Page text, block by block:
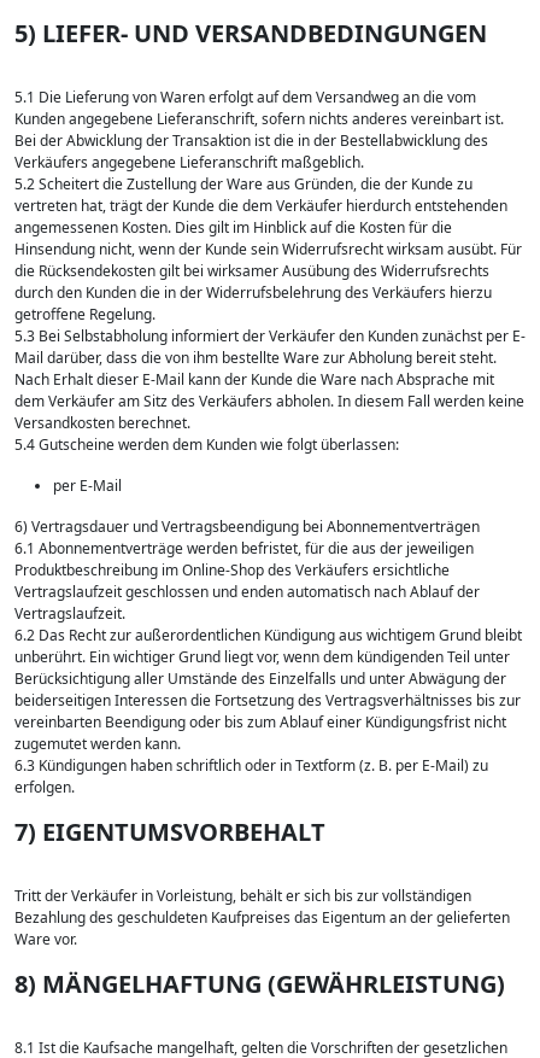
5) LIEFER- UND VERSANDBEDINGUNGEN
5.1 Die Lieferung von Waren erfolgt auf dem Versandweg an die vom
Kunden angegebene Lieferanschrift, sofern nichts anderes vereinbart ist.
Bei der Abwicklung der Transaktion ist die in der Bestellabwicklung des
Verkäufers angegebene Lieferanschrift maßgeblich.
5.2 Scheitert die Zustellung der Ware aus Gründen, die der Kunde zu
vertreten hat, trägt der Kunde die dem Verkäufer hierdurch entstehenden
angemessenen Kosten. Dies gilt im Hinblick auf die Kosten für die
Hinsendung nicht, wenn der Kunde sein Widerrufsrecht wirksam ausübt. Für
die Rücksendekosten gilt bei wirksamer Ausübung des Widerrufsrechts
durch den Kunden die in der Widerrufsbelehrung des Verkäufers hierzu
getroffene Regelung.
5.3 Bei Selbstabholung informiert der Verkäufer den Kunden zunächst per E-
Mail darüber, dass die von ihm bestellte Ware zur Abholung bereit steht.
Nach Erhalt dieser E-Mail kann der Kunde die Ware nach Absprache mit
dem Verkäufer am Sitz des Verkäufers abholen. In diesem Fall werden keine
Versandkosten berechnet.
5.4 Gutscheine werden dem Kunden wie folgt überlassen:
per E-Mail
6) Vertragsdauer und Vertragsbeendigung bei Abonnementverträgen
6.1 Abonnementverträge werden befristet, für die aus der jeweiligen
Produktbeschreibung im Online-Shop des Verkäufers ersichtliche
Vertragslaufzeit geschlossen und enden automatisch nach Ablauf der
Vertragslaufzeit.
6.2 Das Recht zur außerordentlichen Kündigung aus wichtigem Grund bleibt
unberührt. Ein wichtiger Grund liegt vor, wenn dem kündigenden Teil unter
Berücksichtigung aller Umstände des Einzelfalls und unter Abwägung der
beiderseitigen Interessen die Fortsetzung des Vertragsverhältnisses bis zur
vereinbarten Beendigung oder bis zum Ablauf einer Kündigungsfrist nicht
zugemutet werden kann.
6.3 Kündigungen haben schriftlich oder in Textform (z. B. per E-Mail) zu
erfolgen.
7) EIGENTUMSVORBEHALT
Tritt der Verkäufer in Vorleistung, behält er sich bis zur vollständigen
Bezahlung des geschuldeten Kaufpreises das Eigentum an der gelieferten
Ware vor.
8) MÄNGELHAFTUNG (GEWÄHRLEISTUNG)
8.1 Ist die Kaufsache mangelhaft, gelten die Vorschriften der gesetzlichen